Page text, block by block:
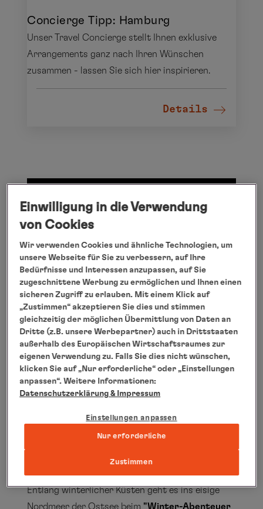
Concierge Tipp: Hamburg
Unser Travel Concierge stellt Ihnen exklusive
Arrangements ganz nach Ihren Wünschen
zusammen - lassen Sie sich hier inspirieren.
Details
An dieser Stelle finden Sie ein Video von
Klick können Sie dieses anzeigen lassen. Ich
bin damit einverstanden, dass mir externe
Inhalte angezeigt werden. Damit können
personenbezogene Daten an Drittplatformen
übermittelt werden. Mehr dazu finden Sie in
unseren
Datenschutzbestimmungen
Video anzeigen
Winter in Skandinavien
Im Winter erkunden Sie mit der Expeditionsflotte
von Hapag-Lloyd Cruises auf verschiedenen
Routen faszinierende Ziele in Skandinavien.
Entlang winterlicher Küsten geht es ins eisige
Nordmeer der Ostsee beim "Winter-Abenteuer
Einwilligung in die Verwendung
von Cookies
Wir verwenden Cookies und ähnliche Technologien, um
unsere Webseite für Sie zu verbessern, auf Ihre
Bedürfnisse und Interessen anzupassen, auf Sie
zugeschnittene Werbung zu ermöglichen und Ihnen einen
sicheren Zugriff zu erlauben. Mit einem Klick auf
„Zustimmen“ akzeptieren Sie dies und stimmen
gleichzeitig der möglichen Übermittlung von Daten an
Dritte (z.B. unsere Werbepartner) auch in Drittstaaten
außerhalb des Europäischen Wirtschaftsraumes zur
eigenen Verwendung zu. Falls Sie dies nicht wünschen,
klicken Sie auf „Nur erforderliche“ oder „Einstellungen
anpassen“. Weitere Informationen:
Datenschutzerklärung & Impressum
Einstellungen anpassen
Nur erforderliche
Zustimmen